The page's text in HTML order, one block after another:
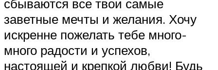
сбываются все твои самые
заветные мечты и желания. Хочу
искренне пожелать тебе много-
много радости и успехов,
настоящей и крепкой любви! Будь